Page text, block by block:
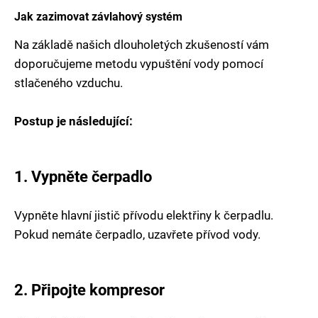
Jak zazimovat závlahový systém
Na základě našich dlouholetých zkušeností vám
doporučujeme metodu vypuštění vody pomocí
stlačeného vzduchu.
Postup je následující:
1. Vypněte čerpadlo
Vypněte hlavní jistič přívodu elektřiny k čerpadlu.
Pokud nemáte čerpadlo, uzavřete přívod vody.
2. Připojte kompresor